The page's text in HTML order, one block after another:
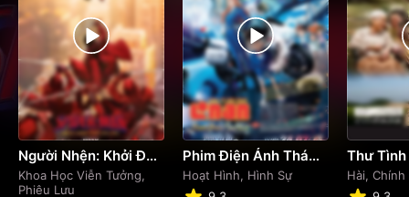
Người Nhện: Khởi Đầu Mới
Khoa Học Viễn Tưởng,
Phiêu Lưu
Phim Điện Ảnh Thám Tử Lừng Danh Conan: Thiên Thần Sa Ngã Trên Xa Lộ
Hoạt Hình, Hình Sự
Thư
Hài, Chính